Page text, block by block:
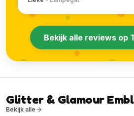
Bekijk alle reviews op
Glitter & Glamour
Bekijk alle